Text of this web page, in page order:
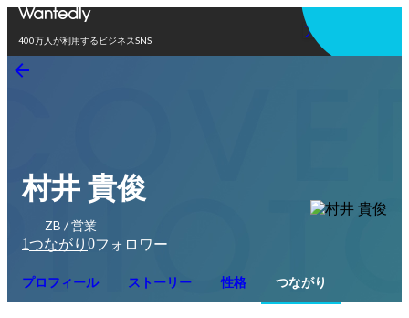
400万人が利用するビジネスSNS
アプリを使う
村井 貴俊
ZB / 営業
1つながり 0フォロワー
プロフィール ストーリー 性格 つながり